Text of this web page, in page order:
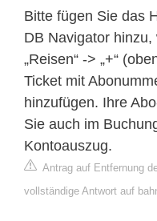
Bitte fügen Sie das
DB Navigator
„Reisen“ -> „+“
Ticket mit
hinzufügen. Ihre
Sie auch im
Kontoauszug.
Antrag auf Entfernung
vollständige Antwort auf